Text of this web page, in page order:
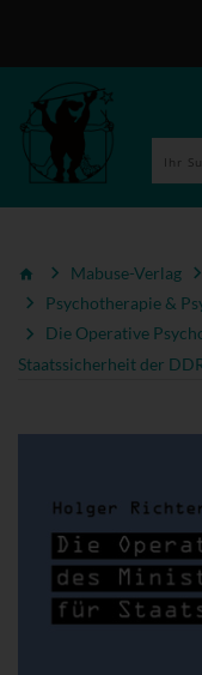
Mabuse-Verlag
Psychotherapie &
Die Operative
Staatssicherheit der